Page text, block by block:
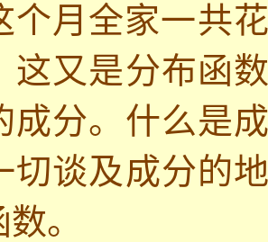
个月全家一共
这又是分布函
成分。什么是
切谈及成分的
。